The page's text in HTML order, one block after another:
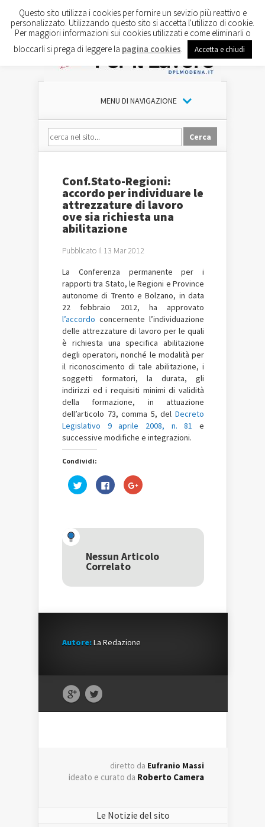
MENU DI NAVIGAZIONE
Conf.Stato-Regioni:
accordo per individuare le
attrezzature di lavoro
ove sia richiesta una
abilitazione
Pubblicato il 13 Mar 2012
La Conferenza permanente per i
rapporti tra Stato, le Regioni e Province
autonome di Trento e Bolzano, in data
22 febbraio 2012, ha approvato
l’accordo concernente l’individuazione
delle attrezzature di lavoro per le quali
è richiesta una specifica abilitazione
degli operatori, nonché le modalità per
il riconoscimento di tale abilitazione, i
soggetti formatori, la durata, gli
indirizzi ed i requisiti minimi di validità
della formazione, in attuazione
dell’articolo 73, comma 5, del Decreto
Legislativo 9 aprile 2008, n. 81 e
successive modifiche e integrazioni.
Condividi:
Fai
clic
una
nuova
finestra)
Fai
clic
nuova
finestra)
Fai
clic
una
nuova
Nessun Articolo
Correlato
Autore:La Redazione
diretto da Eufranio Massi
ideato e curato da Roberto Camera
Le Notizie del sito
Questo sito utilizza i cookies per fornire un sevizio più reattivo e
personalizzato. Utilizzando questo sito si accetta l'utilizzo di cookie.
Per maggiori informazioni sui cookies utilizzati e come eliminarli o
bloccarli si prega di leggere la pagina cookies Accetta e chiudi